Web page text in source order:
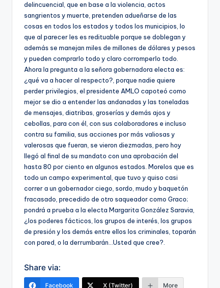
delincuencial, que en base a la violencia, actos
sangrientos y muerte, pretenden adueñarse de las
cosas en todos los estados y todos los municipios, lo
que al parecer les es redituable porque se doblegan y
además se manejan miles de millones de dólares y pesos
y pueden comprarlo todo y claro corromperlo todo.
Ahora la pregunta a la señora gobernadora electa es:
¿qué va a hacer al respecto?, porque nadie quiere
perder privilegios, el presidente AMLO capoteó como
mejor se dio a entender las andanadas y las toneladas
de mensajes, diatribas, groserías y demás ajos y
cebollas, para con él, con sus colaboradores e incluso
contra su familia, sus acciones por más valiosas y
valerosas que fueran, se vieron diezmadas, pero hoy
llegó al final de su mandato con una aprobación del
hasta 80 por ciento en algunos estados. Morelos que es
todo un campo experimental, que tuvo y quiso casi
correr a un gobernador ciego, sordo, mudo y baquetón
fracasado, precedido de otro saqueador como Graco;
pondrá a prueba a la electa Margarita González Saravia,
¿los poderes fácticos, los grupos de interés, los grupos
de presión y los demás entre ellos los criminales, toparán
con pared, o la derrumbarán…Usted que cree?.
Share via:
Facebook X (Twitter) More